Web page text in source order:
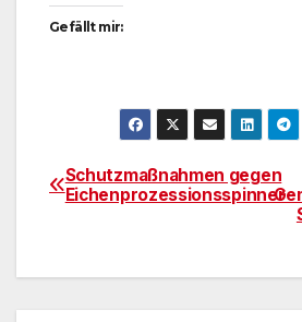
Gefällt mir:
Schutzmaßnahmen gegen
Eichenprozessionsspinner